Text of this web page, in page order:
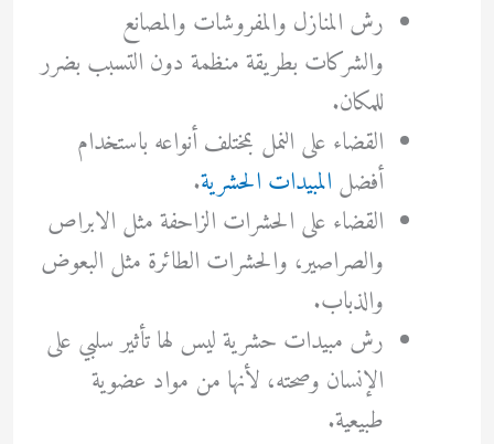
رش المنازل والمفروشات والمصانع
والشركات بطريقة منظمة دون التسبب بضرر
للمكان.
القضاء على النمل بمختلف أنواعه باستخدام
أفضل المبيدات الحشرية.
القضاء على الحشرات الزاحفة مثل الابراص
والصراصير، والحشرات الطائرة مثل البعوض
والذباب.
رش مبيدات حشرية ليس لها تأثير سلبي على
الإنسان وصحته، لأنها من مواد عضوية
طبيعية.